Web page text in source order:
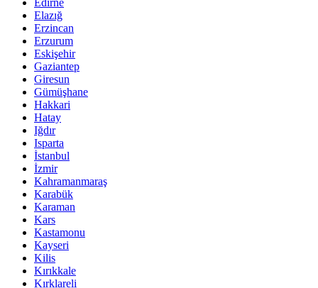
Edirne
Elazığ
Erzincan
Erzurum
Eskişehir
Gaziantep
Giresun
Gümüşhane
Hakkari
Hatay
Iğdır
Isparta
İstanbul
İzmir
Kahramanmaraş
Karabük
Karaman
Kars
Kastamonu
Kayseri
Kilis
Kırıkkale
Kırklareli